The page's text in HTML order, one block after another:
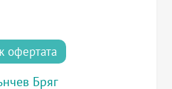
офертата
Бряг